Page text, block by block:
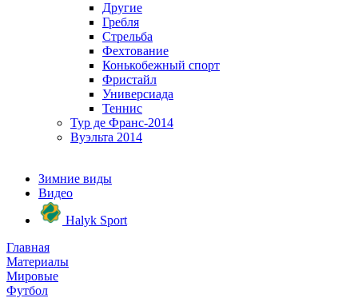
Другие
Гребля
Стрельба
Фехтование
Конькобежный спорт
Фристайл
Универсиада
Теннис
Тур де Франс-2014
Вуэльта 2014
Зимние виды
Видео
Halyk Sport
Главная
Материалы
Мировые
Футбол